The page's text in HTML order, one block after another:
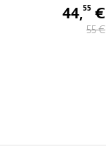
31,60€
39 €